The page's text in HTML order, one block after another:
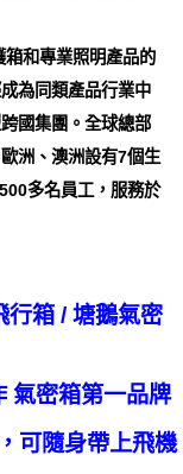
和專業照明產品的
為同類產品行業中
國集團。全球總部
洲、澳洲設有7個生
多名員工，服務於
箱 / 塘鵝氣密
氣密箱第一品牌
可隨身帶上飛機